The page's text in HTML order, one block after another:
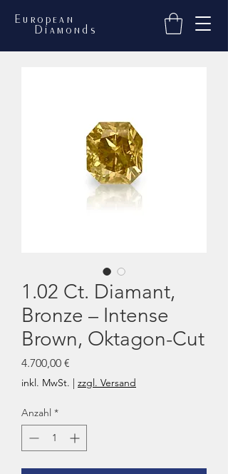
European
Diamonds
1.02 Ct. Diamant,
Bronze – Intense
Brown, Oktagon-Cut
4.700,00 €
inkl. MwSt. | zzgl. Versand
Anzahl *